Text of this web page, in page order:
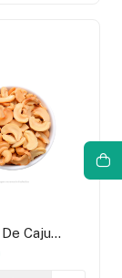
Caju
Sem